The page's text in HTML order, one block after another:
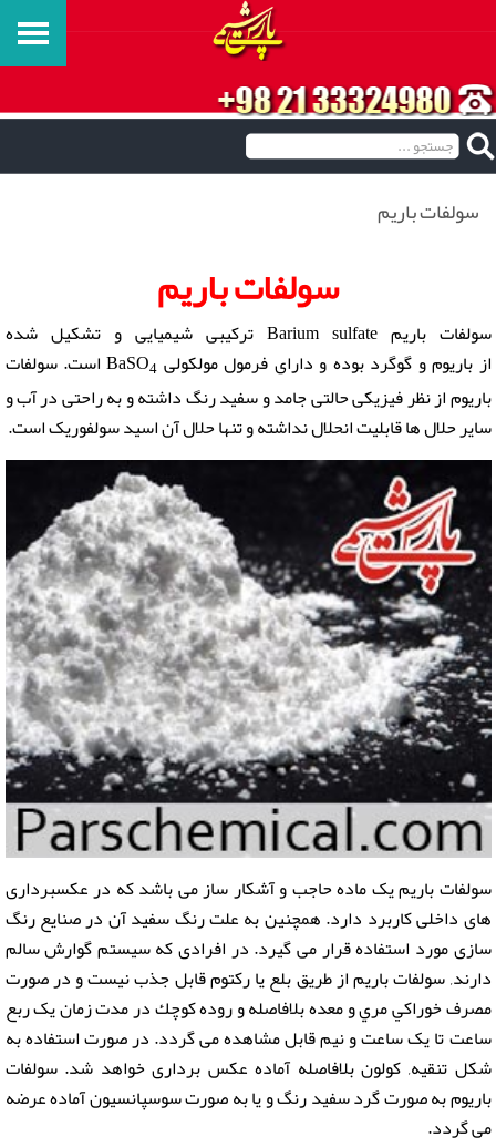
سولفات باریم
سولفات باریم
سولفات باریم Barium sulfate ترکیبی شیمیایی و تشکیل شده
از باریوم و گوگرد بوده و دارای فرمول مولکولی BaSO 4
است. سولفات
باریوم از نظر فیزیکی حالتی جامد و سفید رنگ داشته و به راحتی در آب و
سایر حلال‌ ها قابلیت انحلال نداشته و تنها حلال آن اسید سولفوریک است.
سولفات باریم یک ماده حاجب و آشکار ساز می باشد که در عکسبرداری
های داخلی کاربرد دارد. همچنین به علت رنگ سفید آن در صنایع رنگ
سازی مورد استفاده قرار می گیرد. در افرادی كه سیستم گوارش سالم
دارند, سولفات باريم از طریق بلع يا ركتوم قابل جذب نیست و در صورت
مصرف خوراكي مري و معده بلافاصله و روده كوچك در مدت زمان یک ربع
ساعت تا یک ساعت و نیم قابل مشاهده می گردد. در صورت استفاده به
شکل تنقيه, كولون بلافاصله آماده عکس برداری خواهد شد. سولفات
باریوم به صورت گرد سفید رنگ و یا به صورت سوسپانسیون آماده عرضه
می گردد.